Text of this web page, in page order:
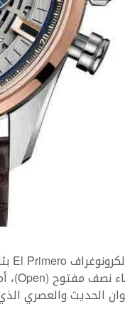
الحديث والعصري